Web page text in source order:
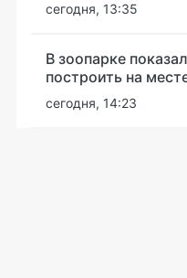
сегодня, 13:35
В зоопарке
построить на
сегодня, 14:23